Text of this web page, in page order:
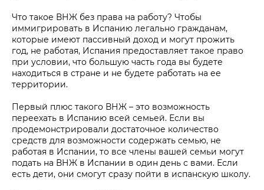
Что такое ВНЖ без права на работу? Чтобы
иммигрировать в Испанию легально гражданам,
которые имеют пассивный доход и могут прожить
год, не работая, Испания предоставляет такое право
при условии, что большую часть года вы будете
находиться в стране и не будете работать на ее
территории.
Первый плюс такого ВНЖ – это возможность
переехать в Испанию всей семьей. Если вы
продемонстрировали достаточное количество
средств для возможности содержать семью, не
работая в Испании, то все члены вашей семьи могут
подать на ВНЖ в Испании в один день с вами. Если
есть дети, они смогут сразу пойти в испанскую школу.